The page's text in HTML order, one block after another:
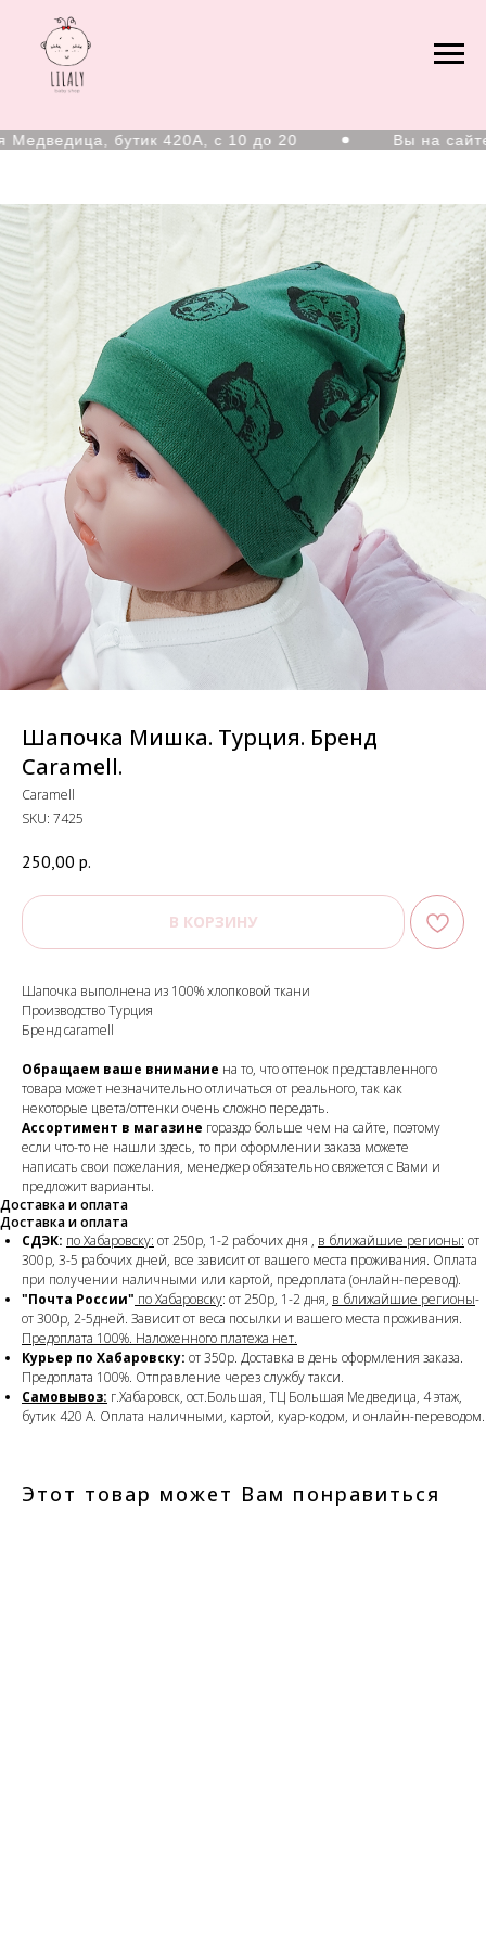
бутик 420А, с 10 до 20 Вы на сайте
Шапочка Мишка. Турция. Бренд
Caramell.
Caramell
SKU: 7425
250,00 р.
В КОРЗИНУ
Шапочка выполнена из 100% хлопковой ткани
Производство Турция
Бренд caramell
Обращаем ваше внимание на то, что оттенок представленного
товара может незначительно отличаться от реального, так как
некоторые цвета/оттенки очень сложно передать.
Ассортимент в магазине гораздо больше чем на сайте, поэтому
если что-то не нашли здесь, то при оформлении заказа можете
написать свои пожелания, менеджер обязательно свяжется с Вами и
предложит варианты.
Доставка и оплата
Доставка и оплата
СДЭК: по Хабаровску: от 250р, 1-2 рабочих дня , в ближайшие регионы: от
300р, 3-5 рабочих дней, все зависит от вашего места проживания. Оплата
при получении наличными или картой, предоплата (онлайн-перевод).
"Почта России" по Хабаровску: от 250р, 1-2 дня, в ближайшие регионы-
от 300р, 2-5дней. Зависит от веса посылки и вашего места проживания.
Предоплата 100%. Наложенного платежа нет.
Курьер по Хабаровску: от 350р. Доставка в день оформления заказа.
Предоплата 100%. Отправление через службу такси.
Самовывоз: г.Хабаровск, ост.Большая, ТЦ Большая Медведица, 4 этаж,
бутик 420 А. Оплата наличными, картой, куар-кодом, и онлайн-переводом.
Этот товар может Вам понравиться